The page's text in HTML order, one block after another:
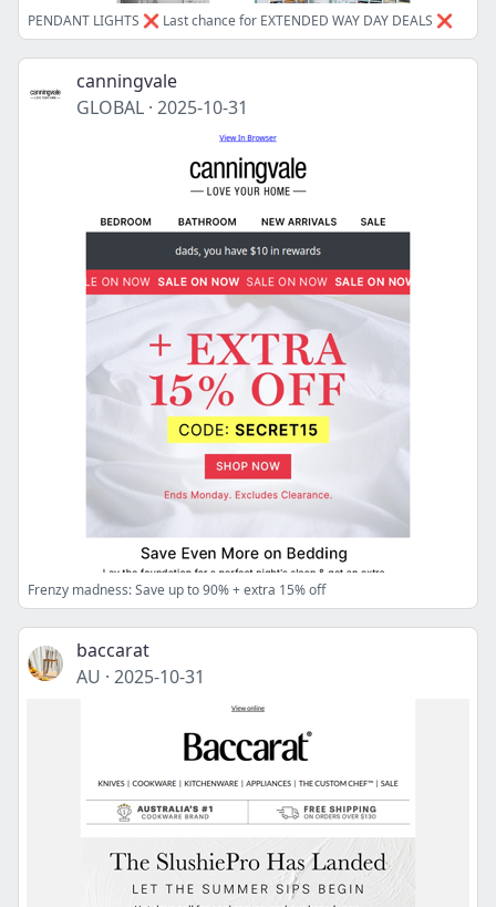
PENDANT LIGHTS ❌ Last chance for EXTENDED WAY DAY DEALS ❌
canningvale
GLOBAL · 2025-10-31
Frenzy madness: Save up to 90% + extra 15% off
baccarat
AU · 2025-10-31